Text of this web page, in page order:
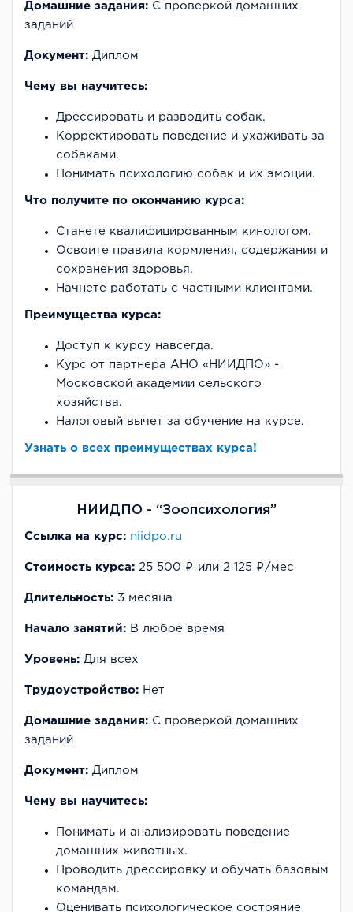
Домашние задания: С проверкой домашних
заданий
Документ: Диплом
Чему вы научитесь:
Дрессировать и разводить собак.
Корректировать поведение и ухаживать за
собаками.
Понимать психологию собак и их эмоции.
Что получите по окончанию курса:
Станете квалифицированным кинологом.
Освоите правила кормления, содержания и
сохранения здоровья.
Начнете работать с частными клиентами.
Преимущества курса:
Доступ к курсу навсегда.
Курс от партнера АНО «НИИДПО» -
Московской академии сельского
хозяйства.
Налоговый вычет за обучение на курсе.
Узнать о всех преимуществах курса!
НИИДПО - “Зоопсихология”
Ссылка на курс: niidpo.ru
Стоимость курса: 25 500 ₽ или 2 125 ₽/мес
Длительность: 3 месяца
Начало занятий: В любое время
Уровень: Для всех
Трудоустройство: Нет
Домашние задания: С проверкой домашних
заданий
Документ: Диплом
Чему вы научитесь:
Понимать и анализировать поведение
домашних животных.
Проводить дрессировку и обучать базовым
командам.
Оценивать психологическое состояние